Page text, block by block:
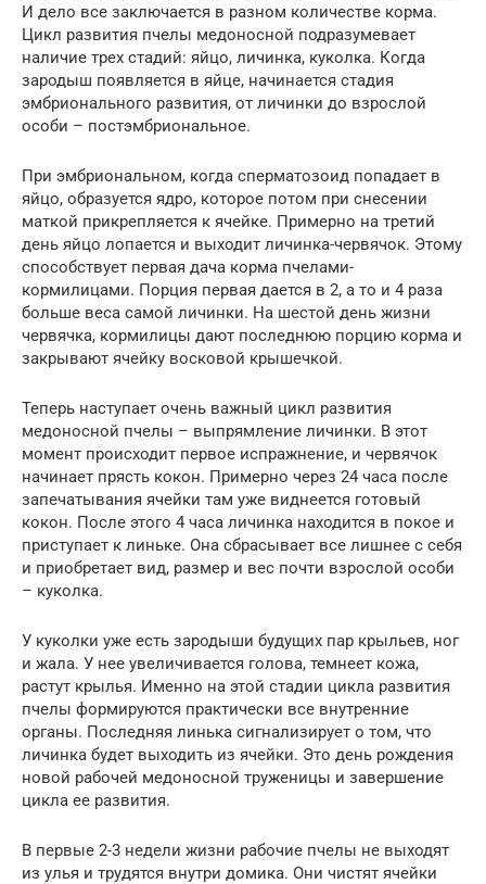
И дело все заключается в разном количестве корма.
Цикл развития пчелы медоносной подразумевает
наличие трех стадий: яйцо, личинка, куколка. Когда
зародыш появляется в яйце, начинается стадия
эмбрионального развития, от личинки до взрослой
особи – постэмбриональное.
При эмбриональном, когда сперматозоид попадает в
яйцо, образуется ядро, которое потом при снесении
маткой прикрепляется к ячейке. Примерно на третий
день яйцо лопается и выходит личинка-червячок. Этому
способствует первая дача корма пчелами-
кормилицами. Порция первая дается в 2, а то и 4 раза
больше веса самой личинки. На шестой день жизни
червячка, кормилицы дают последнюю порцию корма и
закрывают ячейку восковой крышечкой.
Теперь наступает очень важный цикл развития
медоносной пчелы – выпрямление личинки. В этот
момент происходит первое испражнение, и червячок
начинает прясть кокон. Примерно через 24 часа после
запечатывания ячейки там уже виднеется готовый
кокон. После этого 4 часа личинка находится в покое и
приступает к линьке. Она сбрасывает все лишнее с себя
и приобретает вид, размер и вес почти взрослой особи
– куколка.
У куколки уже есть зародыши будущих пар крыльев, ног
и жала. У нее увеличивается голова, темнеет кожа,
растут крылья. Именно на этой стадии цикла развития
пчелы формируются практически все внутренние
органы. Последняя линька сигнализирует о том, что
личинка будет выходить из ячейки. Это день рождения
новой рабочей медоносной труженицы и завершение
цикла ее развития.
В первые 2-3 недели жизни рабочие пчелы не выходят
из улья и трудятся внутри домика. Они чистят ячейки